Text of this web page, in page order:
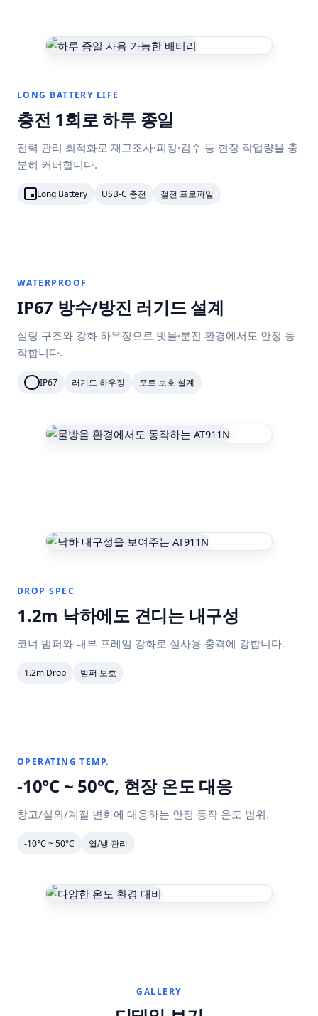
LONG BATTERY LIFE
충전 1회로 하루 종일
전력 관리 최적화로 재고조사·피킹·검수 등 현장 작업량을 충
분히 커버합니다.
Long Battery USB-C 충전 절전 프로파일
WATERPROOF
IP67 방수/방진 러기드 설계
실링 구조와 강화 하우징으로 빗물·분진 환경에서도 안정 동
작합니다.
IP67 러기드 하우징 포트 보호 설계
DROP SPEC
1.2m 낙하에도 견디는 내구성
코너 범퍼와 내부 프레임 강화로 실사용 충격에 강합니다.
1.2m Drop 범퍼 보호
OPERATING TEMP.
-10°C ~ 50°C, 현장 온도 대응
창고/실외/계절 변화에 대응하는 안정 동작 온도 범위.
-10°C ~ 50°C 열/냉 관리
GALLERY